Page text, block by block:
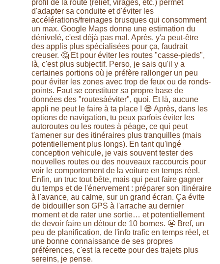
profil de la route (relief, virages, etc.) permet
d'adapter sa conduite et d'éviter les
accélérations/freinages brusques qui consomment
un max. Google Maps donne une estimation du
dénivelé, c'est déjà pas mal. Après, y'a peut-être
des applis plus spécialisées pour ça, faudrait
creuser. 🤔 Et pour éviter les routes "casse-pieds",
là, c'est plus subjectif. Perso, je sais qu'il y a
certaines portions où je préfère rallonger un peu
pour éviter les zones avec trop de feux ou de ronds-
points. Faut se constituer sa propre base de
données des "routesàéviter", quoi. Et là, aucune
appli ne peut le faire à ta place ! 😅 Après, dans les
options de navigation, tu peux parfois éviter les
autoroutes ou les routes à péage, ce qui peut
t'amener sur des itinéraires plus tranquilles (mais
potentiellement plus longs). En tant qu'ingé
conception vehicule, je vais souvent tester des
nouvelles routes ou des nouveaux raccourcis pour
voir le comportement de la voiture en temps réel.
Enfin, un truc tout bête, mais qui peut faire gagner
du temps et de l'énervement : préparer son itinéraire
à l'avance, au calme, sur un grand écran. Ça évite
de bidouiller son GPS à l'arrache au dernier
moment et de rater une sortie… et potentiellement
de devoir faire un détour de 10 bornes. 😬 Bref, un
peu de planification, de l'info trafic en temps réel, et
une bonne connaissance de ses propres
préférences, c'est la recette pour des trajets plus
sereins, je pense.